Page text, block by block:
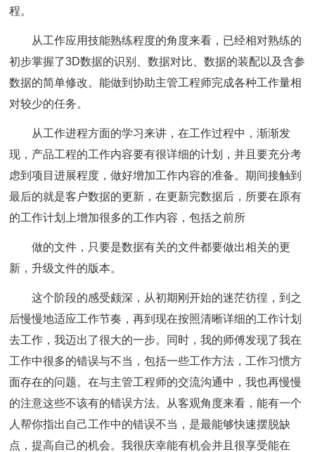
程。
从工作应用技能熟练程度的角度来看，已经相对熟练的
初步掌握了3D数据的识别、数据对比、数据的装配以及含参
数据的简单修改。能做到协助主管工程师完成各种工作量相
对较少的任务。
从工作进程方面的学习来讲，在工作过程中，渐渐发
现，产品工程的工作内容要有很详细的计划，并且要充分考
虑到项目进展程度，做好增加工作内容的准备。期间接触到
最后的就是客户数据的更新，在更新完数据后，所要在原有
的工作计划上增加很多的工作内容，包括之前所
做的文件，只要是数据有关的文件都要做出相关的更
新，升级文件的版本。
这个阶段的感受颇深，从初期刚开始的迷茫彷徨，到之
后慢慢地适应工作节奏，再到现在按照清晰详细的工作计划
去工作，我迈出了很大的一步。同时，我的师傅发现了我在
工作中很多的错误与不当，包括一些工作方法，工作习惯方
面存在的问题。在与主管工程师的交流沟通中，我也再慢慢
的注意这些不该有的错误方法。从客观角度来看，能有一个
人帮你指出自己工作中的错误不当，是最能够快速摆脱缺
点，提高自己的机会。我很庆幸能有机会并且很享受能在